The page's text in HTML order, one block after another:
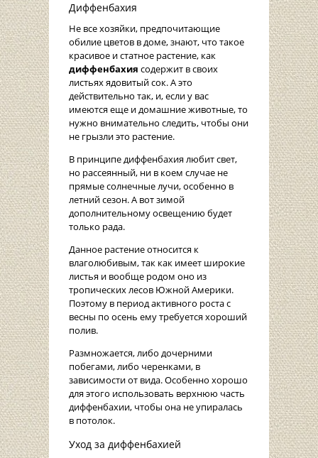
Диффенбахия
Не все хозяйки, предпочитающие
обилие цветов в доме, знают, что такое
красивое и статное растение, как
диффенбахия содержит в своих
листьях ядовитый сок. А это
действительно так, и, если у вас
имеются еще и домашние животные, то
нужно внимательно следить, чтобы они
не грызли это растение.
В принципе диффенбахия любит свет,
но рассеянный, ни в коем случае не
прямые солнечные лучи, особенно в
летний сезон. А вот зимой
дополнительному освещению будет
только рада.
Данное растение относится к
влаголюбивым, так как имеет широкие
листья и вообще родом оно из
тропических лесов Южной Америки.
Поэтому в период активного роста с
весны по осень ему требуется хороший
полив.
Размножается, либо дочерними
побегами, либо черенками, в
зависимости от вида. Особенно хорошо
для этого использовать верхнюю часть
диффенбахии, чтобы она не упиралась
в потолок.
Уход за диффенбахией